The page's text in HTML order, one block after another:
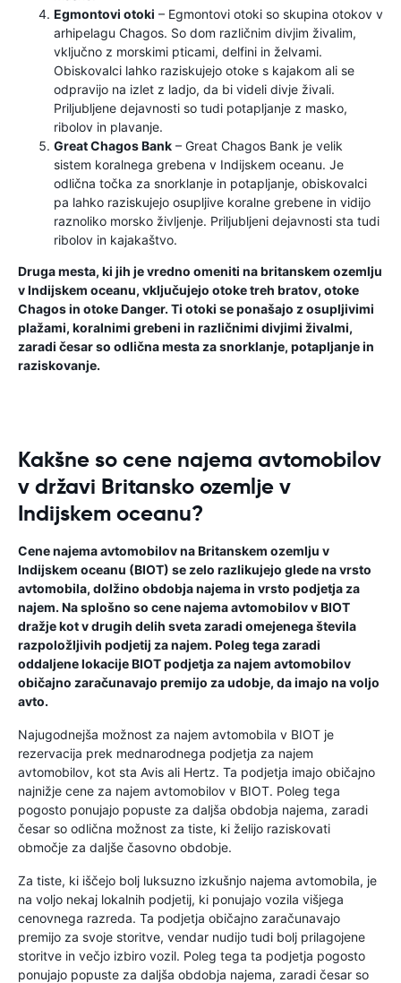
Egmontovi otoki – Egmontovi otoki so skupina otokov v
arhipelagu Chagos. So dom različnim divjim živalim,
vključno z morskimi pticami, delfini in želvami.
Obiskovalci lahko raziskujejo otoke s kajakom ali se
odpravijo na izlet z ladjo, da bi videli divje živali.
Priljubljene dejavnosti so tudi potapljanje z masko,
ribolov in plavanje.
Great Chagos Bank – Great Chagos Bank je velik
sistem koralnega grebena v Indijskem oceanu. Je
odlična točka za snorklanje in potapljanje, obiskovalci
pa lahko raziskujejo osupljive koralne grebene in vidijo
raznoliko morsko življenje. Priljubljeni dejavnosti sta tudi
ribolov in kajakaštvo.
Druga mesta, ki jih je vredno omeniti na britanskem ozemlju
v Indijskem oceanu, vključujejo otoke treh bratov, otoke
Chagos in otoke Danger. Ti otoki se ponašajo z osupljivimi
plažami, koralnimi grebeni in različnimi divjimi živalmi,
zaradi česar so odlična mesta za snorklanje, potapljanje in
raziskovanje.
Kakšne so cene najema avtomobilov
v državi Britansko ozemlje v
Indijskem oceanu?
Cene najema avtomobilov na Britanskem ozemlju v
Indijskem oceanu (BIOT) se zelo razlikujejo glede na vrsto
avtomobila, dolžino obdobja najema in vrsto podjetja za
najem. Na splošno so cene najema avtomobilov v BIOT
dražje kot v drugih delih sveta zaradi omejenega števila
razpoložljivih podjetij za najem. Poleg tega zaradi
oddaljene lokacije BIOT podjetja za najem avtomobilov
običajno zaračunavajo premijo za udobje, da imajo na voljo
avto.
Najugodnejša možnost za najem avtomobila v BIOT je
rezervacija prek mednarodnega podjetja za najem
avtomobilov, kot sta Avis ali Hertz. Ta podjetja imajo običajno
najnižje cene za najem avtomobilov v BIOT. Poleg tega
pogosto ponujajo popuste za daljša obdobja najema, zaradi
česar so odlična možnost za tiste, ki želijo raziskovati
območje za daljše časovno obdobje.
Za tiste, ki iščejo bolj luksuzno izkušnjo najema avtomobila, je
na voljo nekaj lokalnih podjetij, ki ponujajo vozila višjega
cenovnega razreda. Ta podjetja običajno zaračunavajo
premijo za svoje storitve, vendar nudijo tudi bolj prilagojene
storitve in večjo izbiro vozil. Poleg tega ta podjetja pogosto
ponujajo popuste za daljša obdobja najema, zaradi česar so